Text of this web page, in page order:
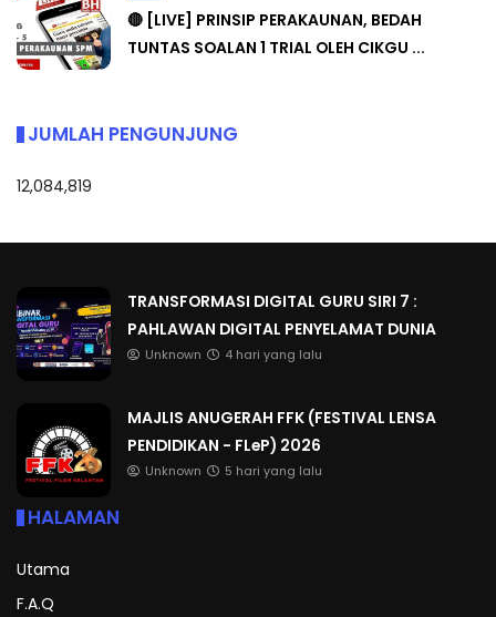
🔴 [LIVE] PRINSIP PERAKAUNAN, BEDAH
TUNTAS SOALAN 1 TRIAL OLEH CIKGU ...
JUMLAH PENGUNJUNG
12,084,819
TRANSFORMASI DIGITAL GURU SIRI 7 :
PAHLAWAN DIGITAL PENYELAMAT DUNIA
Unknown 4 hari yang lalu
MAJLIS ANUGERAH FFK (FESTIVAL LENSA
PENDIDIKAN - FLeP) 2026
Unknown 5 hari yang lalu
HALAMAN
Utama
F.A.Q